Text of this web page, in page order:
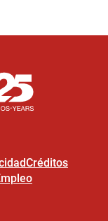
Créditos